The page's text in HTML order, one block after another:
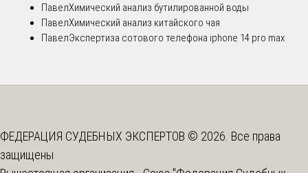
ПавелХимический анализ бутилированной воды
ПавелХимический анализ китайского чая
ПавелЭкспертиза сотового телефона iphone 14 pro max
ФЕДЕРАЦИЯ СУДЕБНЫХ ЭКСПЕРТОВ © 2026. Все права
защищены